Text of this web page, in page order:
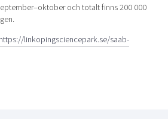
och totalt finns 200 000
https://linkopingsciencepark.se/saab-